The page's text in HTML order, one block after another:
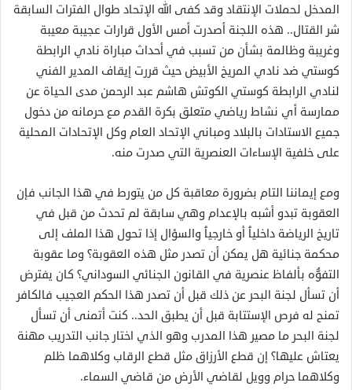
المدخل لحملات الإنتقاد وقد كفى الله الإتحاد طوال الفترات السابقة
شر القتال.. هذه اللجنة أصدرت أمس الأول قرارات عجيبة معيبة
وغريبة وظالمة بشأن من تسبب في أحداث مباراة نادي الرابطة
كوستي ضد نادي المريخ الأبيض حيث قررت إيقاف المدير الفني
لنادي الرابطة كوستي الكوتش هاشم عبد الرحمن مدى الحياة عن
ممارسة أي نشاط رياضي متعلق بكرة القدم مع حرمانه من دخول
جميع الاستادات بالبلاد ومباني الإتحاد العام وكل الإتحادات المحلية
على خلفية الإساءات العنصرية التي صدرت منه.
ومع إيماننا التام بضرورة معاقبة كل من يتورط في هذا الجانب فإن
العقوبة تبدو أشبه بالإعدام وهي سابقة لم تحدث من قبل في
تاريخ الرياضة داخليٱ أو خارجيٱ والسؤال إذا تحول هذا الملف إلى
محكمة جنائية هل يمكن أن تصدر مثل هذه العقوبة؟ وما عقوبة
التفوُّه بألفاظ عنصرية في القانون الجنائي السوداني؟ كان يفترض
أن تسأل لجنة البحر عن ذلك قبل أن تصدر هذا الحكم العجيب فالكافر
تمنح له فرص الإستتابة قبل أن يطبق الحد.. كنت أتمنى أن تسأل
لجنة البحر ما مصير هذا المدرب وهو الذي اختار جانب التدريب مهنة
يعتاش عليها؟ إن قطع الأرزاق مثل قطع الرقاب وكلاهما ظلم
وكلاهما حرام وويل لقاضي الأرض من قاضي السماء.